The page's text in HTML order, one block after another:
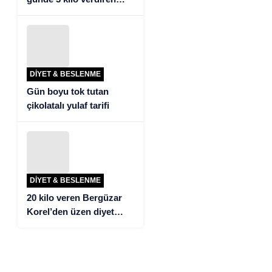
detoks tarifi!
DIYET & BESLENME
Gün boyu tok tutan
çikolatalı yulaf tarifi
DIYET & BESLENME
20 kilo veren Bergüzar
Korel’den üzen diyet